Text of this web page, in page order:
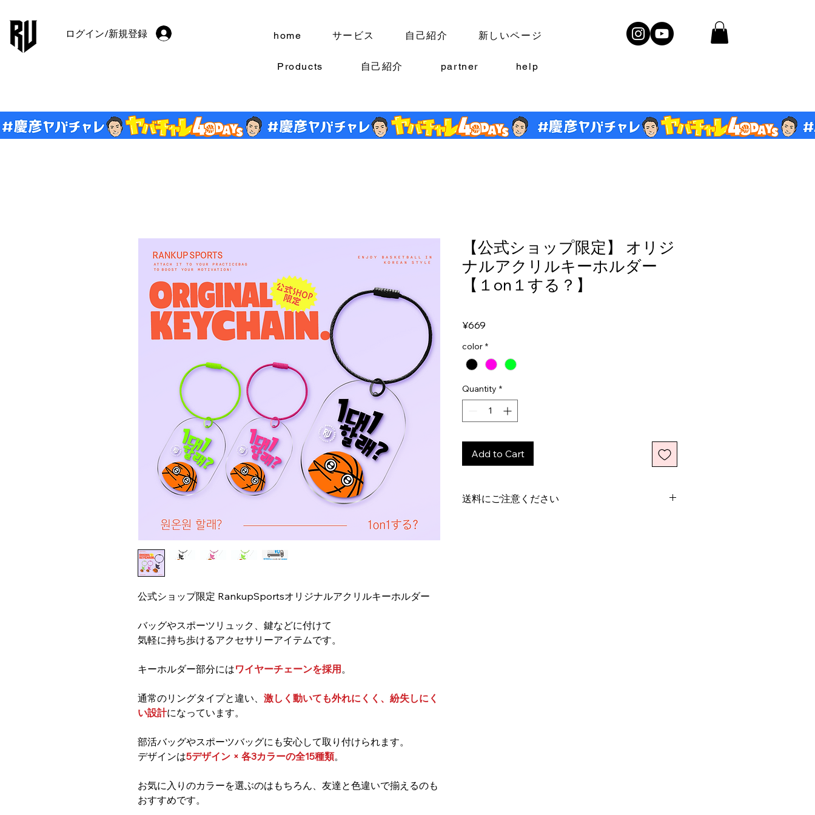
ログイン/新規登録 home サービス 自己紹介 新しいページ
Products 自己紹介 partner help
公式ショップ限定 RankupSportsオリジナルアクリルキーホルダー
バッグやスポーツリュック、鍵などに付けて
気軽に持ち歩けるアクセサリーアイテムです。
キーホルダー部分にはワイヤーチェーンを採用 。
通常のリングタイプと違い、 激しく動いても外れにくく、紛失しにく
い設計になっています。
部活バッグやスポーツバッグにも安心して取り付けられます。
デザインは5デザイン × 各3カラーの全15種類。
お気に入りのカラーを選ぶのはもちろん、友達と色違いで揃えるのも
おすすめです。
【公式ショップ限定】 オリジ
ナルアクリルキーホルダー
【１on１する？】
¥669
color *
Quantity *
Add to Cart
送料にご注意ください